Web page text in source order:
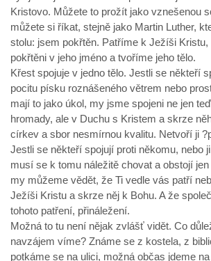
Kristovo. Můžete to prožít jako vznešenou
můžete si říkat, stejně jako Martin Luther,
stolu: jsem pokřtěn. Patříme k Ježíši
pokřtěni v jeho jméno a tvoříme jeho tělo.
Křest spojuje v jedno tělo. Jestli se někteří
pocitu písku roznášeného větrem nebo
mají to jako úkol, my jsme spojeni ne jen
hromady, ale v Duchu s Kristem a skrze
církev a sbor nesmírnou kvalitu. Netvoří ji
Jestli se někteří spojují proti někomu, nebo
musí se k tomu náležitě chovat a obstojí
my můžeme vědět, že Ti vedle vás patří
Ježíši Kristu a skrze něj k Bohu. A že
tohoto patření, přináležení.
Možná to tu není nějak zvlášť vidět. Co
navzájem víme? Známe se z kostela, z
potkáme se na ulici, možná občas jdeme